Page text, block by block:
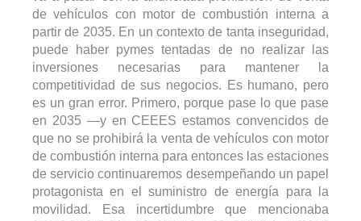
de vehículos con motor de combustión interna a
partir de 2035. En un contexto de tanta inseguridad,
puede haber pymes tentadas de no realizar las
inversiones necesarias para mantener la
competitividad de sus negocios. Es humano, pero
es un gran error. Primero, porque pase lo que pase
en 2035 —y en CEEES estamos convencidos de
que no se prohibirá la venta de vehículos con motor
de combustión interna para entonces las estaciones
de servicio continuaremos desempeñando un papel
protagonista en el suministro de energía para la
movilidad. Esa incertidumbre que mencionaba